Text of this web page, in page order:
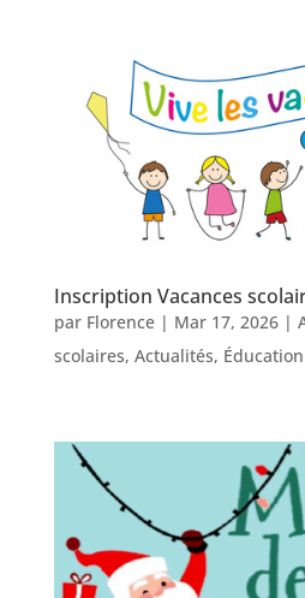
Inscription Vacances
par Florence| Mar 17, 2026|
scolaires, Actualités, Éducation